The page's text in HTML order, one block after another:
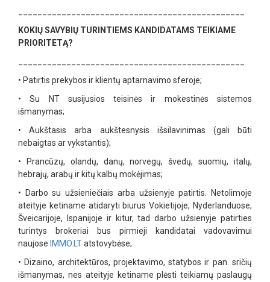
KOKIŲ SAVYBIŲ TURINTIEMS KANDIDATAMS TEIKIAME
PRIORITETĄ?
• Patirtis prekybos ir klientų aptarnavimo sferoje;
•
Su NT susijusios teisinės ir mokestinės sistemos
išmanymas;
•
Aukštasis arba aukštesnysis išsilavinimas (gali būti
nebaigtas ar vykstantis);
•
Prancūzų, olandų, danų, norvegų, švedų, suomių, italų,
hebrajų, arabų ir kitų kalbų mokėjimas;
•
Darbo su užsieniečiais arba užsienyje patirtis. Netolimoje
ateityje ketiname atidaryti biurus Vokietijoje, Nyderlanduose,
Šveicarijoje, Ispanijoje ir kitur, tad darbo užsienyje patirties
turintys brokeriai bus pirmieji kandidatai vadovavimui
naujose IMMO.LTatstovybėse;
• Dizaino, architektūros, projektavimo, statybos ir pan. sričių
išmanymas, nes ateityje ketiname plėsti teikiamų paslaugų